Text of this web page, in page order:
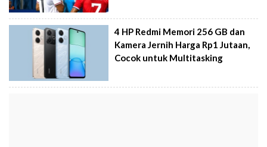
4 HP Redmi Memori 256 GB dan
Kamera Jernih Harga Rp1 Jutaan,
Cocok untuk Multitasking